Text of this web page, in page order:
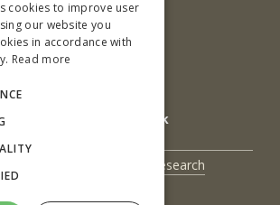
IČO: 00397440
DIČ: 2020474808
IČ DPH: SK2020474808
podatelna@tuzvo.sk
Science and Research
ENGLISH
cookies to improve user
our website you
in accordance with
Read more